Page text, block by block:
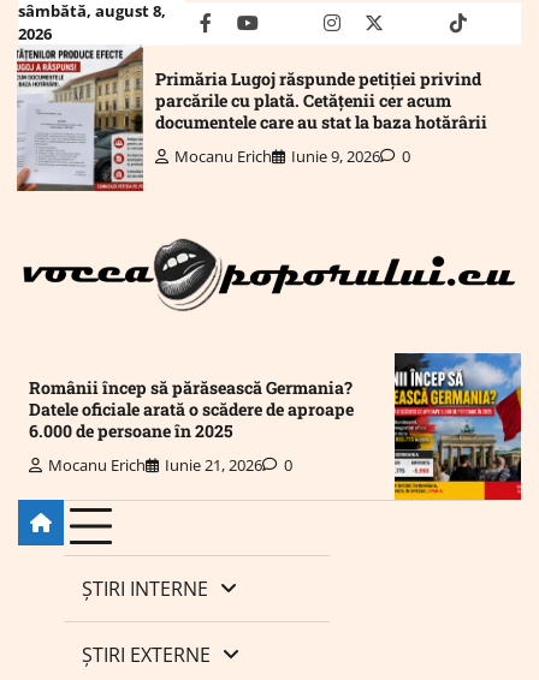
Skip
content
sâmbătă, august 8,
2026
facebookyoutubeMailinstagram
twitter truthtiktok
Primăria Lugoj răspunde petiției privind
parcările cu plată. Cetățenii cer acum
documentele care au stat la baza hotărârii
Mocanu Erich Iunie 9, 2026 0
Românii încep să părăsească Germania?
Datele oficiale arată o scădere de aproape
6.000 de persoane în 2025
Mocanu Erich Iunie 21, 2026 0
ȘTIRI INTERNE
ȘTIRI EXTERNE